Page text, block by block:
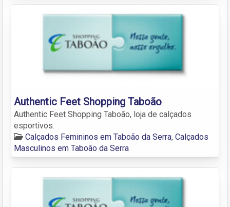
Authentic Feet Shopping Taboão
Authentic Feet Shopping Taboão, loja de calçados
esportivos.
Calçados Femininos em Taboão da Serra, Calçados
Masculinos em Taboão da Serra